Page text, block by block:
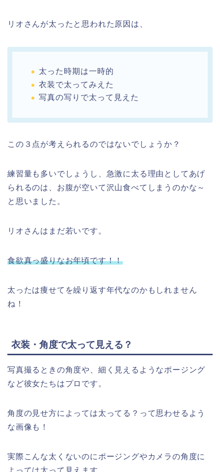
リオさんが太ったと思われた原因は、
太った時期は一時的
衣装で太ってみえた
写真の写りで太って見えた
この３点が考えられるのではないでしょうか？
練習量も多いでしょうし、急激に太る理由としてあげ
られるのは、お腹が空いて沢山食べてしまうのかな～
と思いました。
リオさんはまだ若いです。
食欲真っ盛りなお年頃です！！
太ったは痩せてを繰り返す年代なのかもしれません
ね！
衣装・角度で太って見える？
写真撮るときの角度や、細く見えるようなポージング
など彼女たちはプロです。
角度の見せ方によっては太ってる？って思わせるよう
な画像も！
実際こんな太くないのにポージングやカメラの角度に
よっては太って見えます。